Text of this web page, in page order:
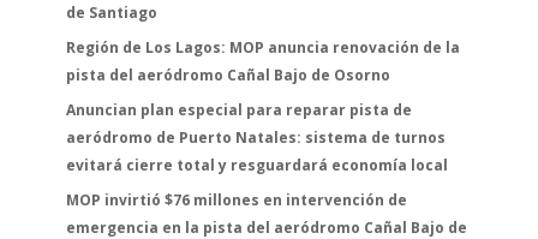
de Santiago
Región de Los Lagos: MOP anuncia renovación de la
pista del aeródromo Cañal Bajo de Osorno
Anuncian plan especial para reparar pista de
aeródromo de Puerto Natales: sistema de turnos
evitará cierre total y resguardará economía local
MOP invirtió $76 millones en intervención de
emergencia en la pista del aeródromo Cañal Bajo de